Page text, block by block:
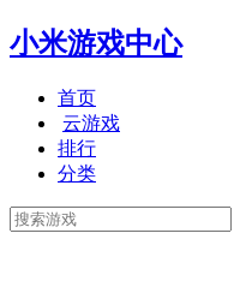
小米游戏中心
首页
云游戏
排行
分类